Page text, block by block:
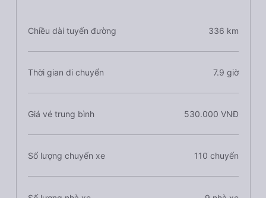
Chiều dài tuyến đường 336 km
Thời gian di chuyển 7.9 giờ
Giá vé trung bình 530.000 VNĐ
Số lượng chuyến xe 110 chuyến